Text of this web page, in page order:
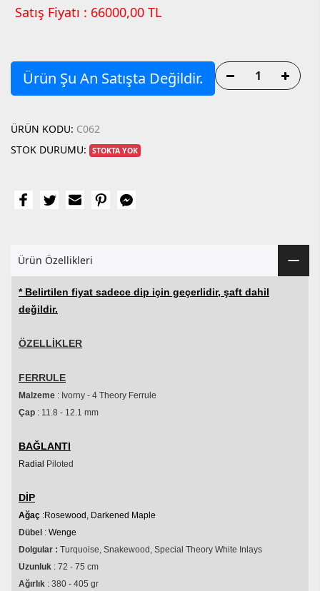
Satış Fiyatı : 66000,00 TL
Ürün Şu An Satışta Değildir.
ÜRÜN KODU: C062
STOK DURUMU:
STOKTA YOK
Ürün Özellikleri
* Belirtilen fiyat sadece dip için geçerlidir, şaft dahil
değildir.
ÖZELLİKLER
FERRULE
Malzeme : Ivorny - 4 Theory Ferrule
Çap : 11.8 - 12.1 mm
BAĞLANTI
Radial Piloted
DİP
Ağaç :Rosewood, Darkened Maple
Dübel : Wenge
Dolgular : Turquoise, Snakewood, Special Theory White Inlays
Uzunluk : 72 - 75 cm
Ağırlık : 380 - 405 gr